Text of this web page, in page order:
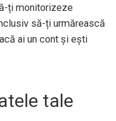
ți monitorizeze
să-ți urmărească
ai un cont și ești
tale